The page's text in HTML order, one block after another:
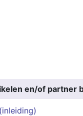
en/of partner